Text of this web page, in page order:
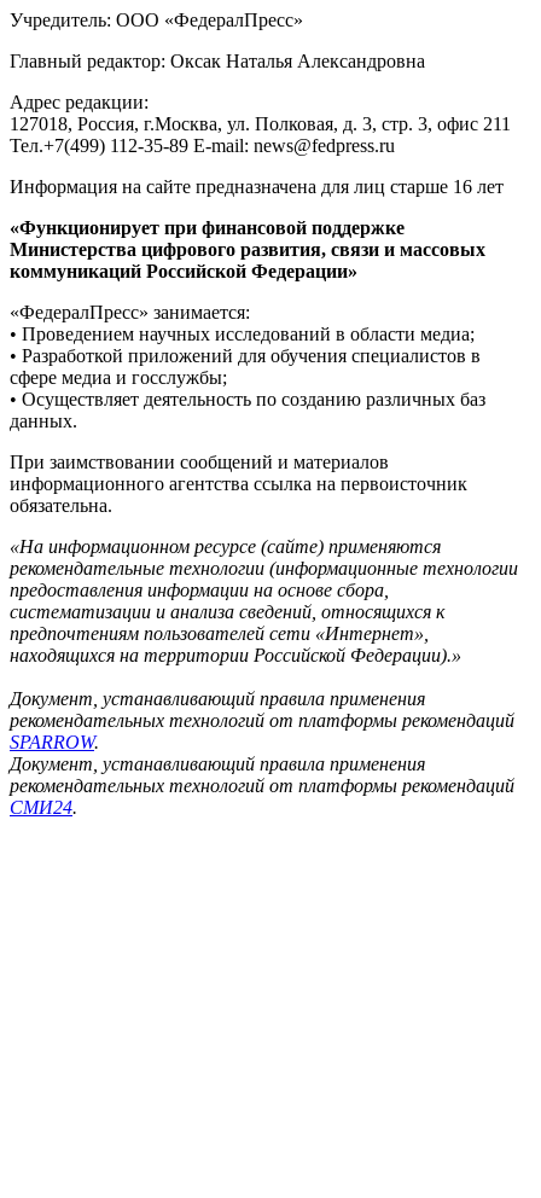
Учредитель: ООО «ФедералПресс»
Главный редактор: Оксак Наталья Александровна
Адрес редакции:
127018, Россия, г.Москва, ул. Полковая, д. 3, стр. 3, офис 211
Тел.+7(499) 112-35-89 E-mail: news@fedpress.ru
Информация на сайте предназначена для лиц старше 16 лет
«Функционирует при финансовой поддержке
Министерства цифрового развития, связи и массовых
коммуникаций Российской Федерации»
«ФедералПресс» занимается:
• Проведением научных исследований в области медиа;
• Разработкой приложений для обучения специалистов в
сфере медиа и госслужбы;
• Осуществляет деятельность по созданию различных баз
данных.
При заимствовании сообщений и материалов
информационного агентства ссылка на первоисточник
обязательна.
«На информационном ресурсе (сайте) применяются
рекомендательные технологии (информационные технологии
предоставления информации на основе сбора,
систематизации и анализа сведений, относящихся к
предпочтениям пользователей сети «Интернет»,
находящихся на территории Российской Федерации).»
Документ, устанавливающий правила применения
рекомендательных технологий от платформы рекомендаций
SPARROW.
Документ, устанавливающий правила применения
рекомендательных технологий от платформы рекомендаций
СМИ24.